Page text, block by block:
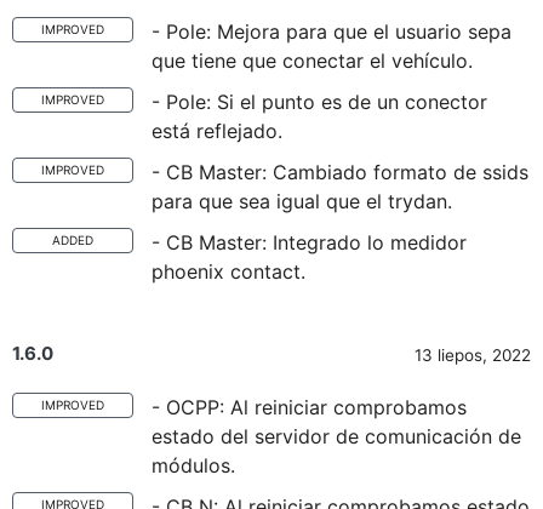
IMPROVED
- Pole: Mejora para que el usuario sepa
que tiene que conectar el vehículo.
IMPROVED
- Pole: Si el punto es de un conector
está reflejado.
IMPROVED
- CB Master: Cambiado formato de ssids
para que sea igual que el trydan.
ADDED
- CB Master: Integrado lo medidor
phoenix contact.
1.6.0 13 liepos, 2022
IMPROVED
- OCPP: Al reiniciar comprobamos
estado del servidor de comunicación de
módulos.
IMPROVED